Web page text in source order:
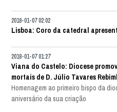
2018-01-07 02:02
Lisboa: Coro da catedral
2018-01-07 01:27
Viana do Castelo: Diocese
mortais de D. Júlio Tavares
Homenagem ao primeiro bispo da
aniversário da sua criação